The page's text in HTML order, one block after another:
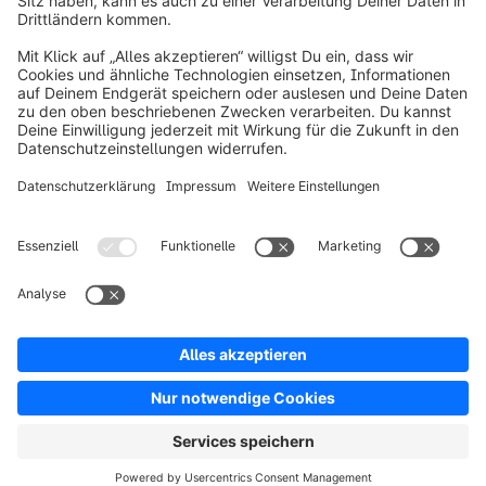
Produkt
Lösungen
Partner
Entwickler
Ressourcen
Copyright © shopware AG - Alle Rechte vorbehalten